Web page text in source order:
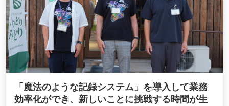
「魔法のような記録システム」を導入して業務
効率化ができ、新しいことに挑戦する時間が生